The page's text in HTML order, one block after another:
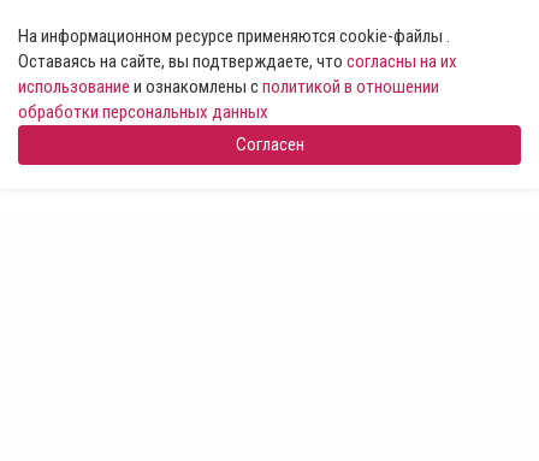
На информационном ресурсе применяются cookie-файлы .
Оставаясь на сайте, вы подтверждаете, что согласны на их
использование и ознакомлены сполитикой в отношении
обработки персональных данных
Согласен